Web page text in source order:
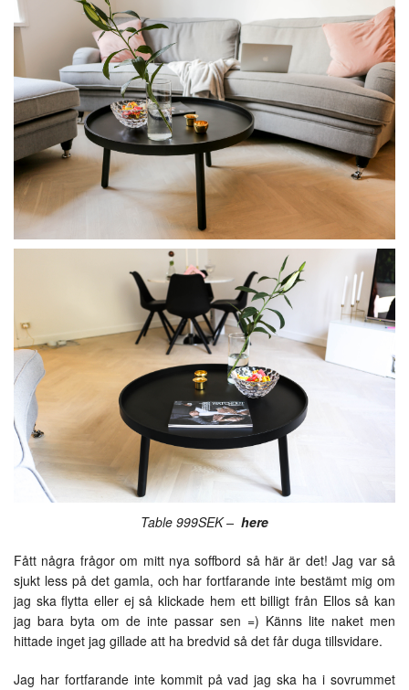
Table 999SEK – here
Fått några frågor om mitt nya soffbord så här är det! Jag var så
sjukt less på det gamla, och har fortfarande inte bestämt mig om
jag ska flytta eller ej så klickade hem ett billigt från Ellos så kan
jag bara byta om de inte passar sen =) Känns lite naket men
hittade inget jag gillade att ha bredvid så det får duga tillsvidare.
Jag har fortfarande inte kommit på vad jag ska ha i sovrummet